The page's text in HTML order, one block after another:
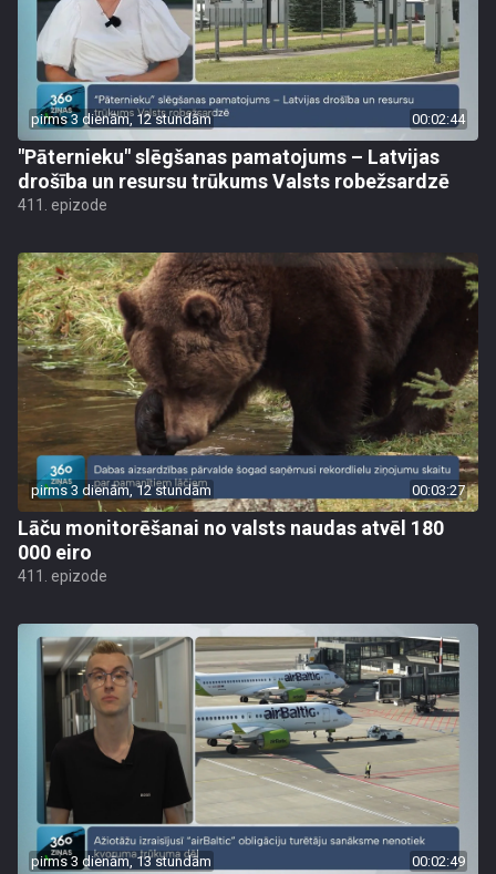
pirms 3 dienām, 12 stundām 00:02:44
"Pāternieku" slēgšanas pamatojums – Latvijas
drošība un resursu trūkums Valsts robežsardzē
411. epizode
pirms 3 dienām, 12 stundām 00:03:27
Lāču monitorēšanai no valsts naudas atvēl 180
000 eiro
411. epizode
pirms 3 dienām, 13 stundām 00:02:49